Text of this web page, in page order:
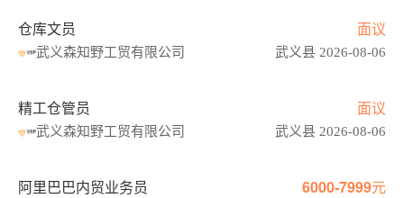
仓库文员 面议
武义森知野工贸有限公司 武义县 2026-08-06
精工仓管员 面议
武义森知野工贸有限公司 武义县 2026-08-06
阿里巴巴内贸业务员 6000-7999元